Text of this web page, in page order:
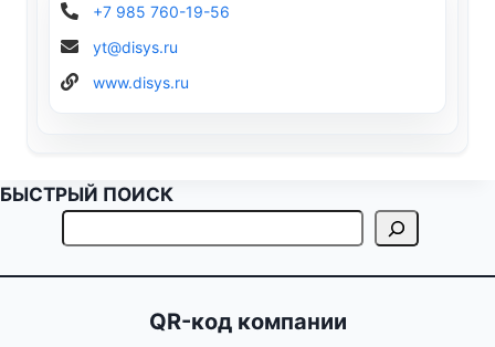
+7 985 760-19-56
yt@disys.ru
www.disys.ru
БЫСТРЫЙ ПОИСК
QR-код компании